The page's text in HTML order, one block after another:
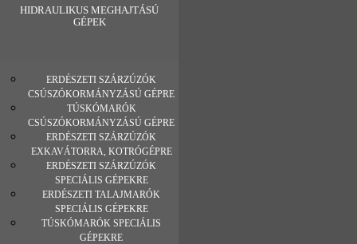
HIDRAULIKUS MEGHAJTÁSÚ
GÉPEK
ERDÉSZETI SZÁRZÚZÓK
CSÚSZÓKORMÁNYZÁSÚ GÉPRE
TÚSKÓMARÓK
CSÚSZÓKORMÁNYZÁSÚ GÉPRE
ERDÉSZETI SZÁRZÚZÓK
EXKAVÁTORRA, KOTRÓGÉPRE
ERDÉSZETI SZÁRZÚZÓK
SPECIÁLIS GÉPEKRE
ERDÉSZETI TALAJMARÓK
SPECIÁLIS GÉPEKRE
TÚSKÓMARÓK SPECIÁLIS
GÉPEKRE